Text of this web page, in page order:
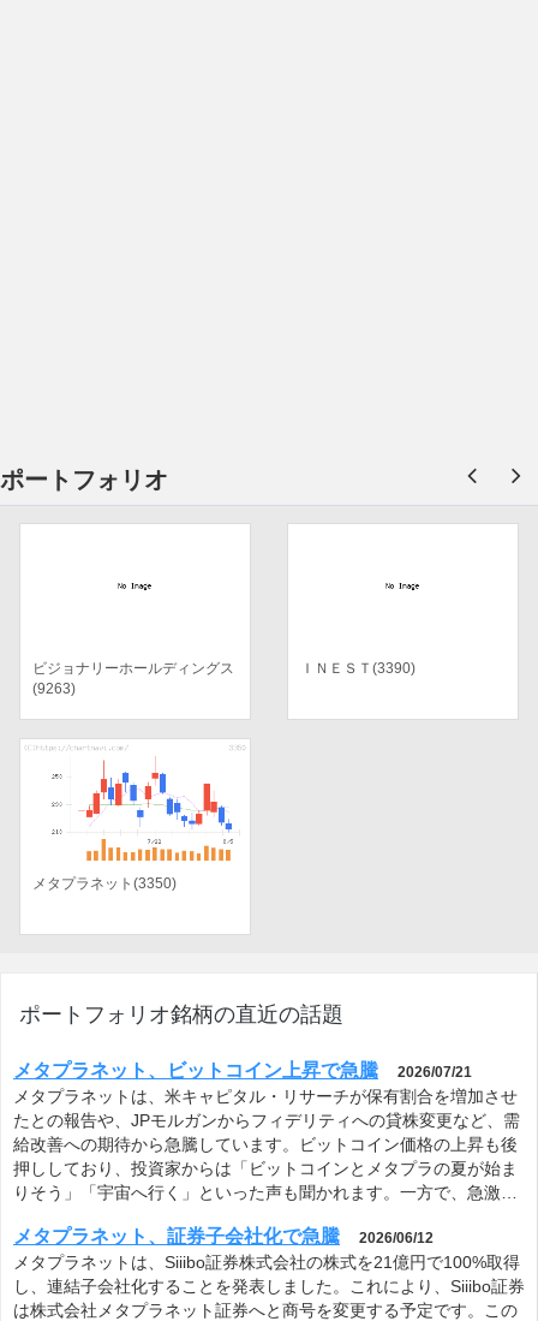
ポートフォリオ
ビジョナリーホールディングス
(9263)
ＩＮＥＳＴ(3390)
メタプラネット(3350)
ポートフォリオ銘柄の直近の話題
メタプラネット、ビットコイン上昇で急騰 2026/07/21
メタプラネットは、米キャピタル・リサーチが保有割合を増加させ
たとの報告や、JPモルガンからフィデリティへの貸株変更など、需
給改善への期待から急騰しています。ビットコイン価格の上昇も後
押ししており、投資家からは「ビットコインとメタプラの夏が始ま
りそう」「宇宙へ行く」といった声も聞かれます。一方で、急激…
メタプラネット、証券子会社化で急騰 2026/06/12
メタプラネットは、Siiibo証券株式会社の株式を21億円で100%取得
し、連結子会社化することを発表しました。これにより、Siiibo証券
は株式会社メタプラネット証券へと商号を変更する予定です。この